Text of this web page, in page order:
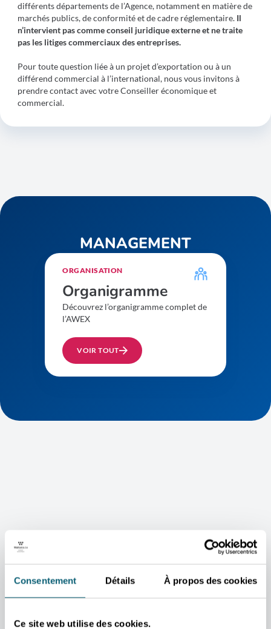
Consentement Détails À propos des cookies
Ce site web utilise des cookies.
différents départements de l’Agence, notamment en matière de
marchés publics, de conformité et de cadre réglementaire. Il
n’intervient pas comme conseil juridique externe et ne traite
pas les litiges commerciaux des entreprises.
Pour toute question liée à un projet d’exportation ou à un
différend commercial à l’international, nous vous invitons à
prendre contact avec votre Conseiller économique et
commercial.
MANAGEMENT
ORGANISATION
Organigramme
Découvrez l’organigramme complet de
l’AWEX
VOIR TOUT